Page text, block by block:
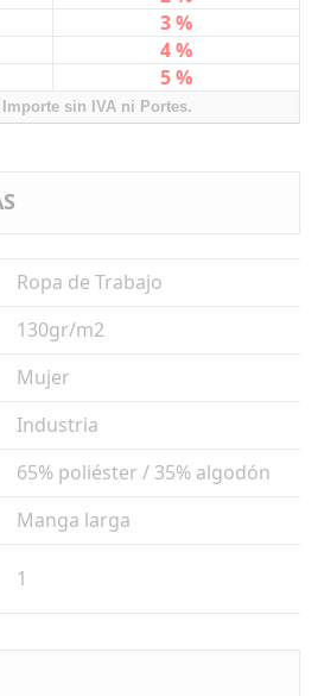
3 %
4 %
5 %
Importe sin IVA ni Portes.
Ropa de Trabajo
130gr/m2
Mujer
Industria
65% poliéster / 35% algodón
Manga larga
1